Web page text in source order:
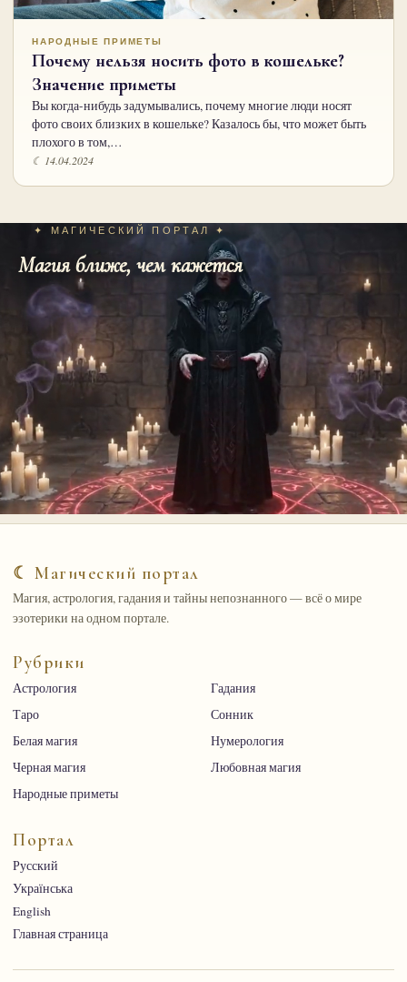
НАРОДНЫЕ ПРИМЕТЫ
Почему нельзя носить фото в кошельке?
Значение приметы
Вы когда-нибудь задумывались, почему многие люди носят
фото своих близких в кошельке? Казалось бы, что может быть
плохого в том,…
☾ 14.04.2024
✦ МАГИЧЕСКИЙ ПОРТАЛ ✦
Магия ближе, чем кажется
☾ Магический портал
Магия, астрология, гадания и тайны непознанного — всё о мире
эзотерики на одном портале.
Рубрики
Астрология
Гадания
Таро
Сонник
Белая магия
Нумерология
Черная магия
Любовная магия
Народные приметы
Портал
Русский
Українська
English
Главная страница